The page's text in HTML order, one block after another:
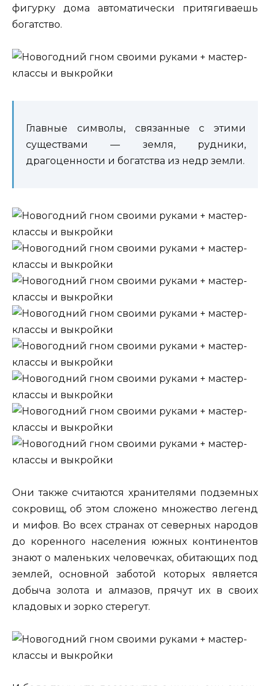
фигурку дома автоматически притягиваешь
богатство.
Главные символы, связанные с этими
существами — земля, рудники,
драгоценности и богатства из недр земли.
Они также считаются хранителями подземных
сокровищ, об этом сложено множество легенд
и мифов. Во всех странах от северных народов
до коренного населения южных континентов
знают о маленьких человечках, обитающих под
землей, основной заботой которых является
добыча золота и алмазов, прячут их в своих
кладовых и зорко стерегут.